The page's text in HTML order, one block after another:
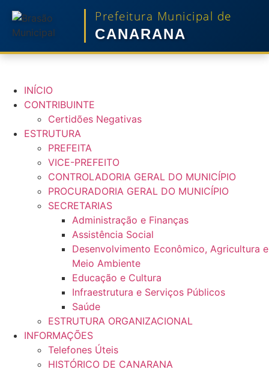
Prefeitura Municipal de
CANARANA
INÍCIO
CONTRIBUINTE
Certidões Negativas
ESTRUTURA
PREFEITA
VICE-PREFEITO
CONTROLADORIA GERAL DO MUNICÍPIO
PROCURADORIA GERAL DO MUNICÍPIO
SECRETARIAS
Administração e Finanças
Assistência Social
Desenvolvimento Econômico, Agricultura e
Meio Ambiente
Educação e Cultura
Infraestrutura e Serviços Públicos
Saúde
ESTRUTURA ORGANIZACIONAL
INFORMAÇÕES
Telefones Úteis
HISTÓRICO DE CANARANA